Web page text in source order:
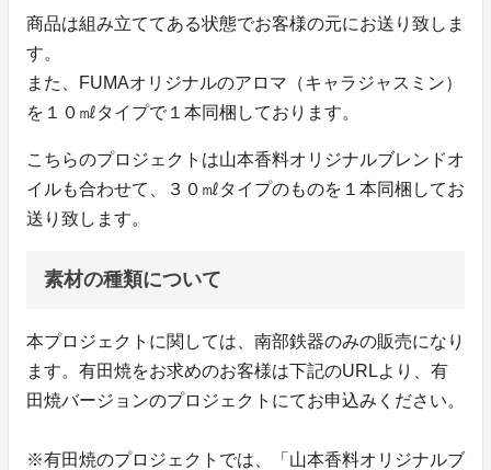
商品は組み立ててある状態でお客様の元にお送り致しま
す。
また、FUMAオリジナルのアロマ（キャラジャスミン）
を１０㎖タイプで１本同梱しております。
こちらのプロジェクトは山本香料オリジナルブレンドオ
イルも合わせて、３０㎖タイプのものを１本同梱してお
送り致します。
素材の種類について
本プロジェクトに関しては、南部鉄器のみの販売になり
ます。有田焼をお求めのお客様は下記のURLより、有
田焼バージョンのプロジェクトにてお申込みください。
※有田焼のプロジェクトでは、「山本香料オリジナルブ